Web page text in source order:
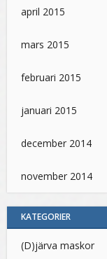
april 2015
mars 2015
februari 2015
januari 2015
december 2014
november 2014
KATEGORIER
(D)järva maskor